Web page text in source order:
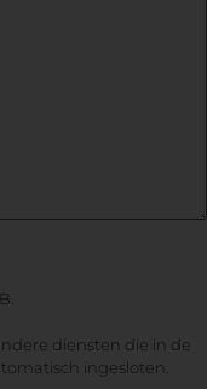
diensten die in de
ingesloten.